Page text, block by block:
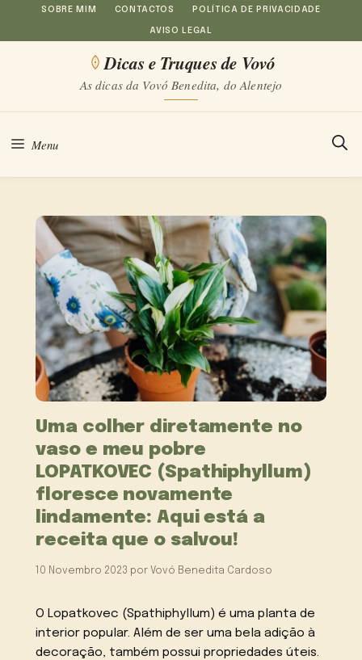
Saltar
para
conteúdo
SOBRE MIM CONTACTOS POLÍTICA DE PRIVACIDADE
AVISO LEGAL
Dicas e Truques de Vovó
As dicas da Vovó Benedita, do Alentejo
Menu
Uma colher diretamente no
vaso e meu pobre
LOPATKOVEC (Spathiphyllum)
floresce novamente
lindamente: Aqui está a
receita que o salvou!
10 Novembro 2023 por Vovó Benedita Cardoso
O Lopatkovec (Spathiphyllum) é uma planta de
interior popular. Além de ser uma bela adição à
decoração, também possui propriedades úteis.